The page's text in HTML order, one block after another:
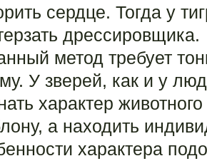
сердце. Тогда у
дрессировщика.
метод требует
У зверей, как и у
характер
а находить
характера